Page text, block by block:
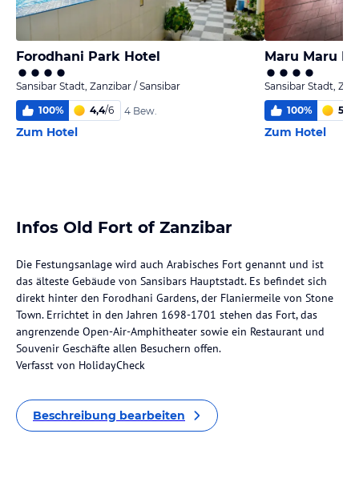
Forodhani Park Hotel
Sansibar Stadt, Zanzibar / Sansibar
100% 4,4/6 4 Bew.
Zum Hotel
Maru Maru
Sansibar Stadt,
100% 5,2
Zum Hotel
Infos Old Fort of Zanzibar
Die Festungsanlage wird auch Arabisches Fort genannt und ist
das älteste Gebäude von Sansibars Hauptstadt. Es befindet sich
direkt hinter den Forodhani Gardens, der Flaniermeile von Stone
Town. Errichtet in den Jahren 1698-1701 stehen das Fort, das
angrenzende Open-Air-Amphitheater sowie ein Restaurant und
Souvenir Geschäfte allen Besuchern offen.
Verfasst von HolidayCheck
Beschreibung bearbeiten